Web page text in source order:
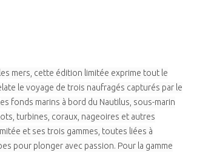
mers, cette édition limitée exprime tout le
le voyage de trois naufragés capturés par le
fonds marins à bord du Nautilus, sous-marin
turbines, coraux, nageoires et autres
et ses trois gammes, toutes liées à
pour plonger avec passion. Pour la gamme